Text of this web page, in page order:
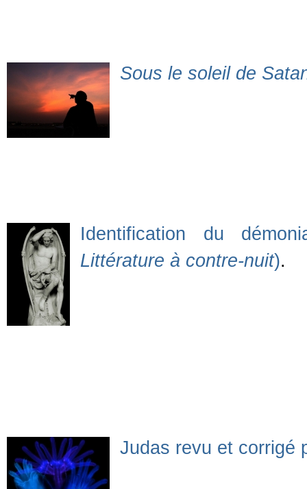
Sous le soleil de
Identification du
Littérature à contre-nuit).
Judas revu et corrigé